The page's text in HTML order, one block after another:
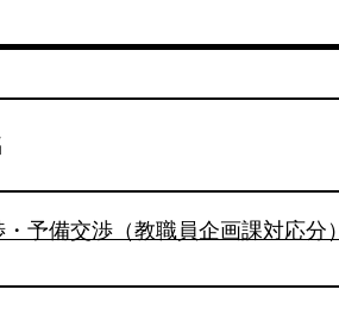
予備交渉（教職員企画課対応分）